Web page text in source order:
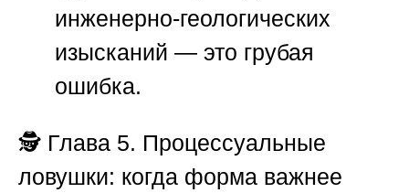
инженерно-геологических
изысканий — это грубая
ошибка.
🕵️ Глава 5. Процессуальные
ловушки: когда форма важнее